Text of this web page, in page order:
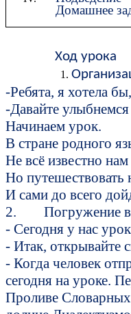
Домашнее
Ход урока
-Ребята, я хотела
-Давайте
Начинаем урок.
В стране родного
Не всё известно
Но путешествовать
И сами до всего
2. Погружение в
- Сегодня у нас
- Итак, открывайте
- Когда человек
сегодня на уроке.
Проливе